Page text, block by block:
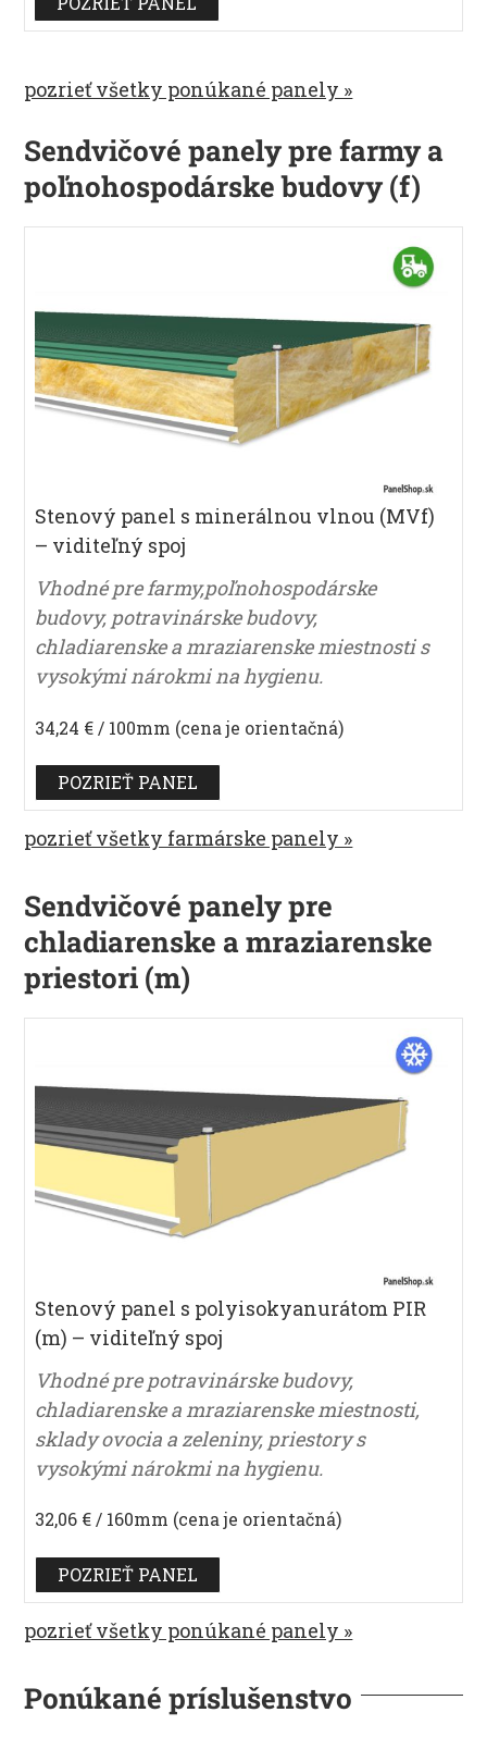
pozrieť všetky ponúkané panely »
Sendvičové panely pre farmy a
poľnohospodárske budovy (f)
Stenový panel s minerálnou vlnou (MVf)
– viditeľný spoj
Vhodné pre farmy,poľnohospodárske
budovy, potravinárske budovy,
chladiarenske a mraziarenske miestnosti s
vysokými nárokmi na hygienu.
34,24 € / 100mm (cena je orientačná)
POZRIEŤ PANEL
pozrieť všetky farmárske panely »
Sendvičové panely pre
chladiarenske a mraziarenske
priestori (m)
Stenový panel s polyisokyanurátom PIR
(m) – viditeľný spoj
Vhodné pre potravinárske budovy,
chladiarenske a mraziarenske miestnosti,
sklady ovocia a zeleniny, priestory s
vysokými nárokmi na hygienu.
32,06 € / 160mm (cena je orientačná)
POZRIEŤ PANEL
pozrieť všetky ponúkané panely »
Ponúkané príslušenstvo